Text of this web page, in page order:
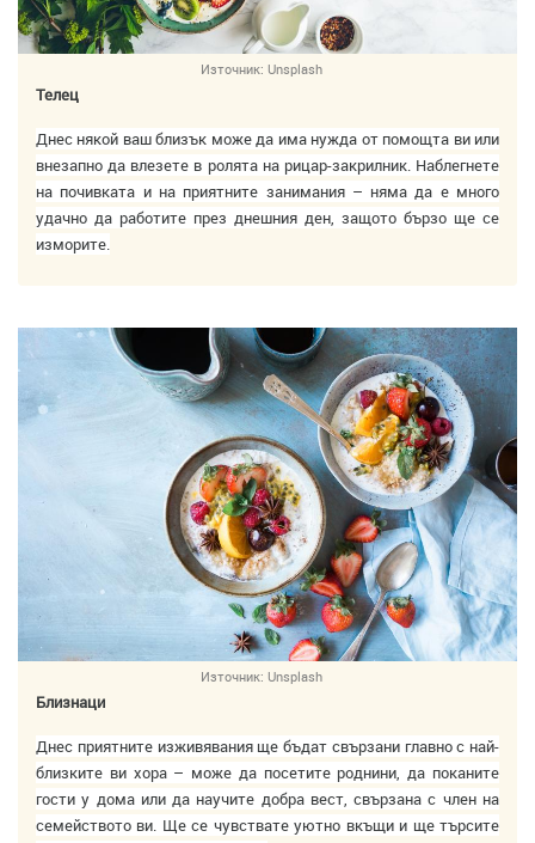
Източник: Unsplash
Телец
Днес някой ваш близък може да има нужда от помощта ви или
внезапно да влезете в ролята на рицар-закрилник. Наблегнете
на почивката и на приятните занимания – няма да е много
удачно да работите през днешния ден, защото бързо ще се
изморите.
Източник: Unsplash
Близнаци
Днес приятните изживявания ще бъдат свързани главно с най-
близките ви хора – може да посетите роднини, да поканите
гости у дома или да научите добра вест, свързана с член на
семейството ви. Ще се чувствате уютно вкъщи и ще търсите